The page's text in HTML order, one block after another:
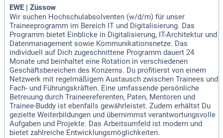
EWE | Züssow
Wir suchen Hochschulabsolventen (w/d/m) für unser
Traineeprogramm im Bereich IT und Digitalisierung. Das
Programm bietet Einblicke in Digitalisierung, IT-Architektur und
Datenmanagement sowie Kommunikationsnetze. Das
individuell auf Dich zugeschnittene Programm dauert 24
Monate und beinhaltet eine Rotation in verschiedenen
Geschäftsbereichen des Konzerns. Du profitierst von einem
Netzwerk mit regelmäßigem Austausch zwischen Trainees und
Fach- und Führungskräften. Eine umfassende persönliche
Betreuung durch Traineereferenten, Paten, Mentoren und
Trainee-Buddy ist ebenfalls gewährleistet. Zudem erhältst Du
gezielte Weiterbildungen und übernimmst verantwortungsvolle
Aufgaben und Projekte. Das Arbeitsumfeld ist modern und
bietet zahlreiche Entwicklungsmöglichkeiten.